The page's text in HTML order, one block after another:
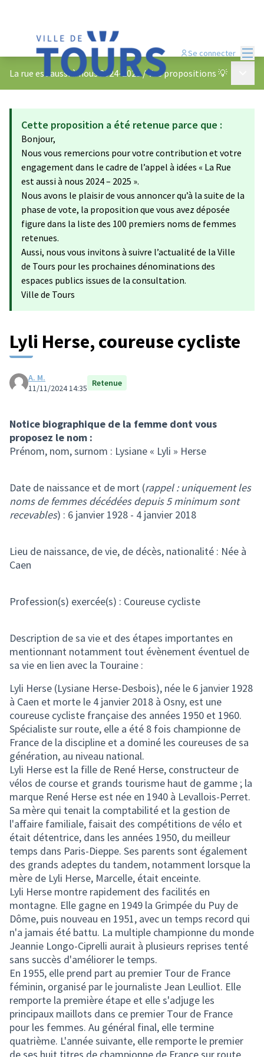
Se connecter
La rue est aussi à nous 2024-2025 /Vos propositions 💡
Cette proposition a été retenue parce que :
Bonjour,
Nous vous remercions pour votre contribution et votre
engagement dans le cadre de l’appel à idées « La Rue
est aussi à nous 2024 – 2025 ».
Nous avons le plaisir de vous annoncer qu’à la suite de la
phase de vote, la proposition que vous avez déposée
figure dans la liste des 100 premiers noms de femmes
retenues.
Aussi, nous vous invitons à suivre l’actualité de la Ville
de Tours pour les prochaines dénominations des
espaces publics issues de la consultation.
Ville de Tours
Lyli Herse, coureuse cycliste
A. M.
11/11/2024 14:35 Retenue
Notice biographique de la femme dont vous
proposez le nom :
Prénom, nom, surnom : Lysiane « Lyli » Herse
Date de naissance et de mort (rappel : uniquement les
noms de femmes décédées depuis 5 minimum sont
recevables) : 6 janvier 1928 - 4 janvier 2018
Lieu de naissance, de vie, de décès, nationalité : Née à
Caen
Profession(s) exercée(s) : Coureuse cycliste
Description de sa vie et des étapes importantes en
mentionnant notamment tout évènement éventuel de
sa vie en lien avec la Touraine :
Lyli Herse (Lysiane Herse-Desbois), née le 6 janvier 1928
à Caen et morte le 4 janvier 2018 à Osny, est une
coureuse cycliste française des années 1950 et 1960.
Spécialiste sur route, elle a été 8 fois championne de
France de la discipline et a dominé les coureuses de sa
génération, au niveau national.
Lyli Herse est la fille de René Herse, constructeur de
vélos de course et grands tourisme haut de gamme ; la
marque René Herse est née en 1940 à Levallois-Perret.
Sa mère qui tenait la comptabilité et la gestion de
l'affaire familiale, faisait des compétitions de vélo et
était détentrice, dans les années 1950, du meilleur
temps dans Paris-Dieppe. Ses parents sont également
des grands adeptes du tandem, notamment lorsque la
mère de Lyli Herse, Marcelle, était enceinte.
Lyli Herse montre rapidement des facilités en
montagne. Elle gagne en 1949 la Grimpée du Puy de
Dôme, puis nouveau en 1951, avec un temps record qui
n'a jamais été battu. La multiple championne du monde
Jeannie Longo-Ciprelli aurait à plusieurs reprises tenté
sans succès d'améliorer le temps.
En 1955, elle prend part au premier Tour de France
féminin, organisé par le journaliste Jean Leulliot. Elle
remporte la première étape et elle s'adjuge les
principaux maillots dans ce premier Tour de France
pour les femmes. Au général final, elle termine
quatrième. L'année suivante, elle remporte le premier